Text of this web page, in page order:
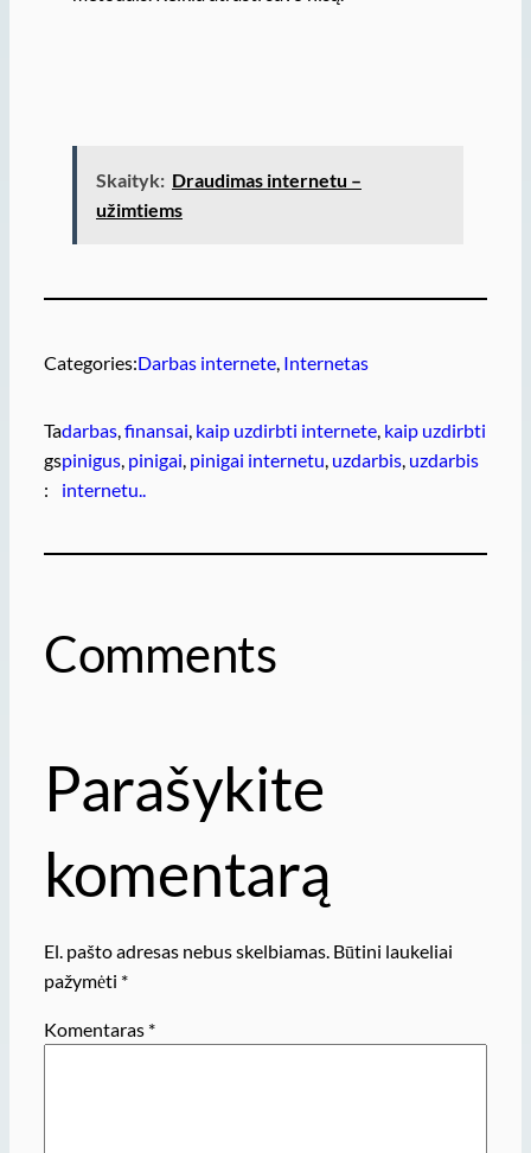
Skaityk: Draudimas internetu –
užimtiems
Categories:Darbas internete, Internetas
Ta
gs
:
darbas, finansai, kaip uzdirbti internete, kaip uzdirbti
pinigus, pinigai, pinigai internetu, uzdarbis, uzdarbis
internetu..
Comments
Parašykite
komentarą
El. pašto adresas nebus skelbiamas. Būtini laukeliai
pažymėti *
Komentaras *